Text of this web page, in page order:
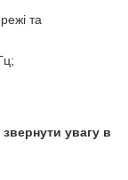
та
увагу в